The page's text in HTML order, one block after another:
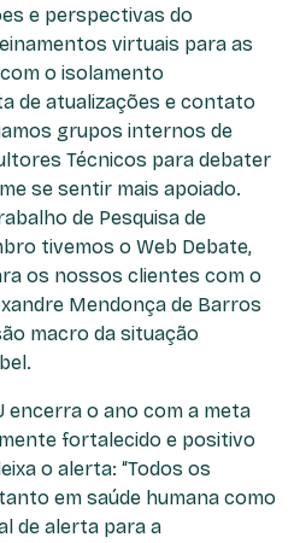
e perspectivas do
virtuais para as
o isolamento
de atualizações e contato
grupos internos de
Técnicos para debater
se sentir mais apoiado.
de Pesquisa de
tivemos o Web Debate,
os nossos clientes com o
Mendonça de Barros
macro da situação
encerra o ano com a meta
fortalecido e positivo
o alerta: “Todos os
em saúde humana como
de alerta para a